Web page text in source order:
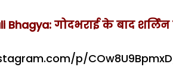
Bhagya: गोदभराई के बाद शर्लिन
p/